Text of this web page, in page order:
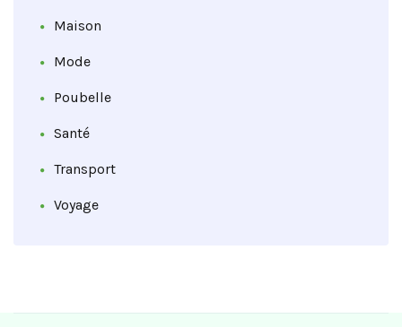
Maison
Mode
Poubelle
Santé
Transport
Voyage